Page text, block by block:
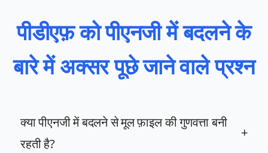
पीडीएफ़ को पीएनजी में बदलने के
बारे में अक्सर पूछे जाने वाले प्रश्न
क्या पीएनजी में बदलने से मूल फ़ाइल की गुणवत्ता बनी
रहती है?
+